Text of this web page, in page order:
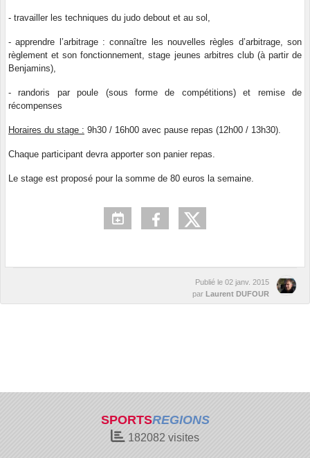
- travailler les techniques du judo debout et au sol,
- apprendre l’arbitrage : connaître les nouvelles règles d’arbitrage, son
règlement et son fonctionnement, stage jeunes arbitres club (à partir de
Benjamins),
- randoris par poule (sous forme de compétitions) et remise de
récompenses
Horaires du stage : 9h30 / 16h00 avec pause repas (12h00 / 13h30).
Chaque participant devra apporter son panier repas.
Le stage est proposé pour la somme de 80 euros la semaine.
Publié le 02 janv. 2015
par Laurent DUFOUR
SPORTSREGIONS
182082 visites